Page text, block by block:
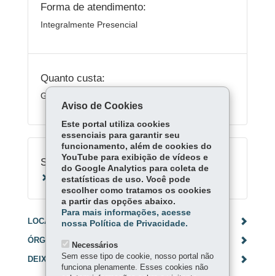
Forma de atendimento:
Integralmente Presencial
Quanto custa:
Gratuito
Serviços Relacionados:
Agendar doação de sangue no Hemepar
LOCAIS DE ATENDIMENTO
ÓRGÃO RESPONSÁVEL
DEIXE SUA OPINIÃO
Aviso de Cookies
Este portal utiliza cookies
essenciais para garantir seu
funcionamento, além de cookies do
YouTube para exibição de vídeos e
do Google Analytics para coleta de
estatísticas de uso. Você pode
escolher como tratamos os cookies
a partir das opções abaixo.
Para mais informações, acesse
nossa Política de Privacidade.
Necessários
Sem esse tipo de cookie, nosso portal não
funciona plenamente. Esses cookies não